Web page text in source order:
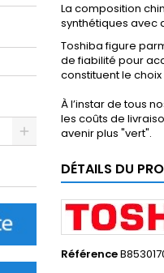
La composition
synthétiques avec
Toshiba figure
de fiabilité pour
constituent le
À l’instar de tous
les coûts de
avenir plus "vert".
DÉTAILS DU
Référence